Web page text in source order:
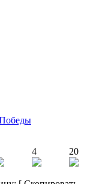
4 20